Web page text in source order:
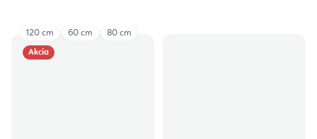
Akcia
120 cm 60 cm 80 cm